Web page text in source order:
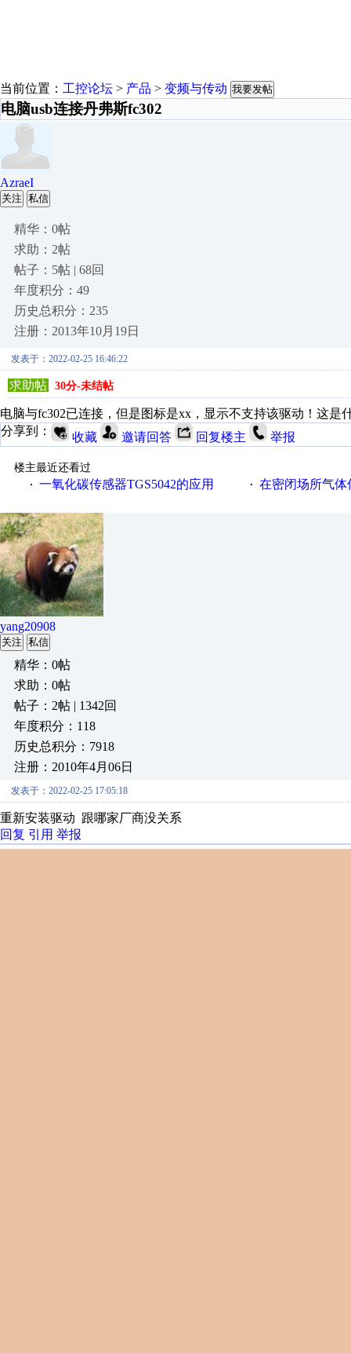
当前位置： 工控论坛 > 产品 > 变频与传动 我要发帖
电脑usb连接丹弗斯fc302
AzraeI
关注 私信
精华：0帖
求助：2帖
帖子：5帖 | 68回
年度积分：49
历史总积分：235
注册：2013年10月19日
发表于：2022-02-25 16:46:22
求助帖 30分-未结帖
电脑与fc302已连接，但是图标是xx，显示不支持该驱动！这是
分享到：
收藏 邀请回答 回复楼主 举报
楼主最近还看过
· 一氧化碳传感器TGS5042的应用 · 在密闭场所气体传
yang20908
关注 私信
精华：0帖
求助：0帖
帖子：2帖 | 1342回
年度积分：118
历史总积分：7918
注册：2010年4月06日
发表于：2022-02-25 17:05:18
重新安装驱动 跟哪家厂商没关系
回复 引用 举报